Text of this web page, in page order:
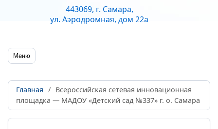
443069, г. Самара,
ул. Аэродромная, дом 22а
Меню
Главная / Всероссийская сетевая инновационная
площадка — МАДОУ «Детский сад №337» г. о. Самара